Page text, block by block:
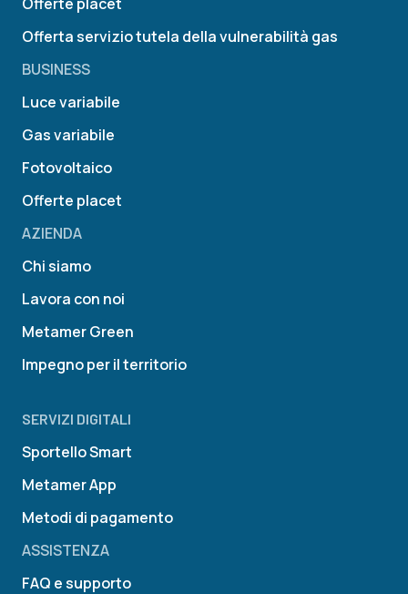
Offerta servizio tutela della vulnerabilità gas
BUSINESS
Luce variabile
Gas variabile
Fotovoltaico
Offerte placet
AZIENDA
Chi siamo
Lavora con noi
Metamer Green
Impegno per il territorio
SERVIZI DIGITALI
Sportello Smart
Metamer App
Metodi di pagamento
ASSISTENZA
FAQ e supporto